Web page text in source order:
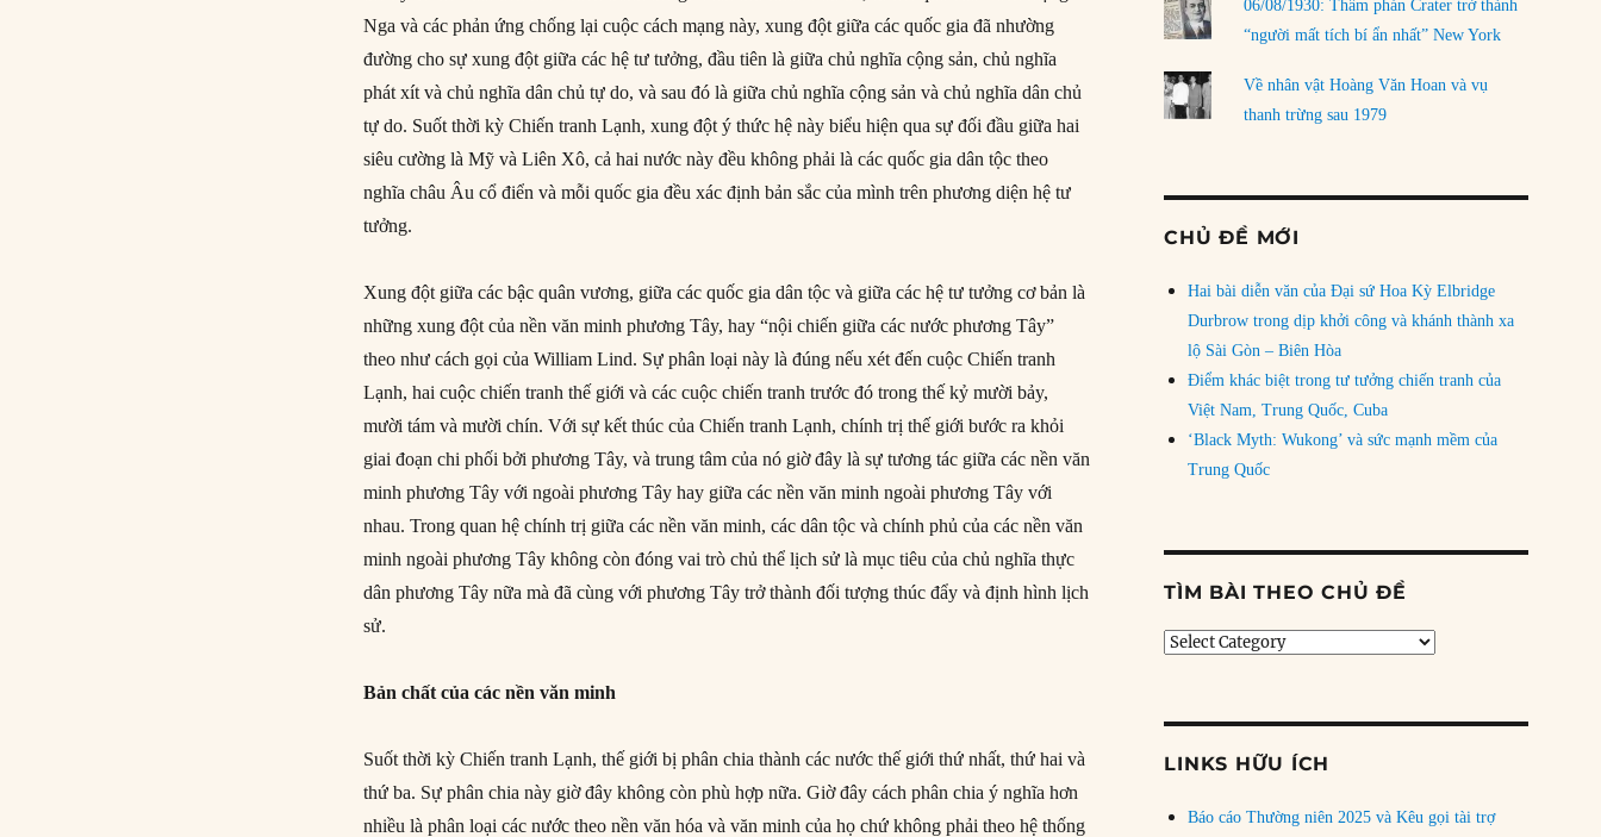
Nga và các phản ứng chống lại cuộc cách mạng này, xung đột giữa các quốc gia đã nhường
đường cho sự xung đột giữa các hệ tư tưởng, đầu tiên là giữa chủ nghĩa cộng sản, chủ nghĩa
phát xít và chủ nghĩa dân chủ tự do, và sau đó là giữa chủ nghĩa cộng sản và chủ nghĩa dân chủ
tự do. Suốt thời kỳ Chiến tranh Lạnh, xung đột ý thức hệ này biểu hiện qua sự đối đầu giữa hai
siêu cường là Mỹ và Liên Xô, cả hai nước này đều không phải là các quốc gia dân tộc theo
nghĩa châu Âu cổ điển và mỗi quốc gia đều xác định bản sắc của mình trên phương diện hệ tư
tưởng.
Xung đột giữa các bậc quân vương, giữa các quốc gia dân tộc và giữa các hệ tư tưởng cơ bản là
những xung đột của nền văn minh phương Tây, hay “nội chiến giữa các nước phương Tây”
theo như cách gọi của William Lind. Sự phân loại này là đúng nếu xét đến cuộc Chiến tranh
Lạnh, hai cuộc chiến tranh thế giới và các cuộc chiến tranh trước đó trong thế kỷ mười bảy,
mười tám và mười chín. Với sự kết thúc của Chiến tranh Lạnh, chính trị thế giới bước ra khỏi
giai đoạn chi phối bởi phương Tây, và trung tâm của nó giờ đây là sự tương tác giữa các nền văn
minh phương Tây với ngoài phương Tây hay giữa các nền văn minh ngoài phương Tây với
nhau. Trong quan hệ chính trị giữa các nền văn minh, các dân tộc và chính phủ của các nền văn
minh ngoài phương Tây không còn đóng vai trò chủ thể lịch sử là mục tiêu của chủ nghĩa thực
dân phương Tây nữa mà đã cùng với phương Tây trở thành đối tượng thúc đẩy và định hình lịch
sử.
Bản chất của các nền văn minh
Suốt thời kỳ Chiến tranh Lạnh, thế giới bị phân chia thành các nước thế giới thứ nhất, thứ hai và
thứ ba. Sự phân chia này giờ đây không còn phù hợp nữa. Giờ đây cách phân chia ý nghĩa hơn
nhiều là phân loại các nước theo nền văn hóa và văn minh của họ chứ không phải theo hệ thống
06/08/1930: Thẩm phán Crater trở thành
“người mất tích bí ẩn nhất” New York
Về nhân vật Hoàng Văn Hoan và vụ
thanh trừng sau 1979
CHỦ ĐỀ MỚI
Hai bài diễn văn của Đại sứ Hoa Kỳ Elbridge
Durbrow trong dịp khởi công và khánh thành xa
lộ Sài Gòn – Biên Hòa
Điểm khác biệt trong tư tưởng chiến tranh của
Việt Nam, Trung Quốc, Cuba
‘Black Myth: Wukong’ và sức mạnh mềm của
Trung Quốc
TÌM BÀI THEO CHỦ ĐỀ
Tìm
LINKS HỮU ÍCH
Báo cáo Thường niên 2025 và Kêu gọi tài trợ